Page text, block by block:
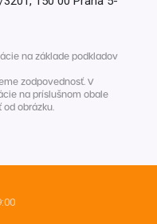
na základe podkladov
zodpovednosť. V
na príslušnom obale
obrázku.